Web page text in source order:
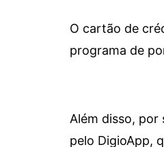
O cartão de
programa de
Além disso,
pelo DigioApp,